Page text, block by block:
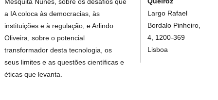
Largo Rafael
Bordalo Pinheiro,
4, 1200-369
Lisboa
a IA coloca às democracias, às
instituições e à regulação, e Arlindo
Oliveira, sobre o potencial
transformador desta tecnologia, os
seus limites e as questões científicas e
éticas que levanta.